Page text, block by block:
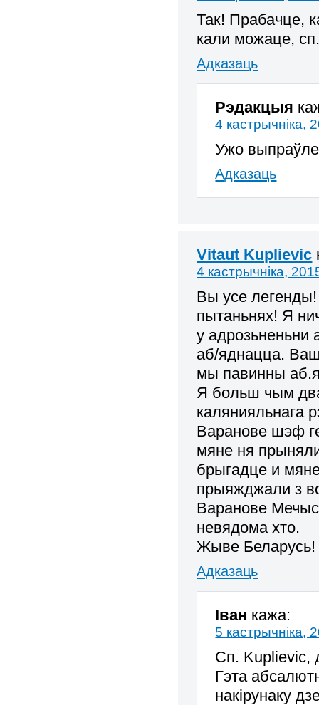
Так! Прабачце,
кали можаце,
Адказаць
Рэдакцыя
4 кастрычніка,
Ужо
Адказаць
Vitaut Kuplievic
4 кастрычніка,
Вы усе
пытаньнях! Я
у
аб/яднацца.
мы павинны
Я больш чым
калянияльнага
Варанове шэф
мяне ня
брыгадце и
прыяжджали з
Варанове
невядома хто.
Жыве
Адказаць
Іван кажа:
5 кастрычніка,
Сп. Kuplievic,
Гэта
накірунаку